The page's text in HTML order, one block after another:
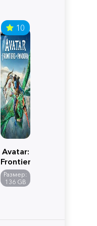
10
Avatar:
Frontiers
of
Pandora
Размер:
136 GB